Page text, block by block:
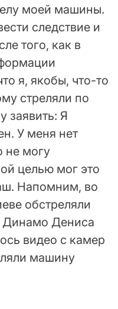
моей машины.
следствие и
того, как в
я, якобы, что-то
стреляли по
заявить: Я
У меня нет
не могу
целью мог это
Напомним, во
обстреляли
Динамо Дениса
видео с камер
машину